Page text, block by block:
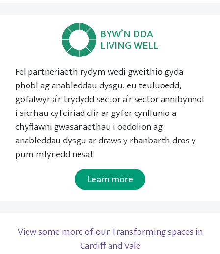
BYW’N DDA
LIVING WELL
Fel partneriaeth rydym wedi gweithio gyda
phobl ag anableddau dysgu, eu teuluoedd,
gofalwyr a’r trydydd sector a’r sector annibynnol
i sicrhau cyfeiriad clir ar gyfer cynllunio a
chyflawni gwasanaethau i oedolion ag
anableddau dysgu ar draws y rhanbarth dros y
pum mlynedd nesaf.
Learn more
View some more of our Transforming spaces in
Cardiff and Vale